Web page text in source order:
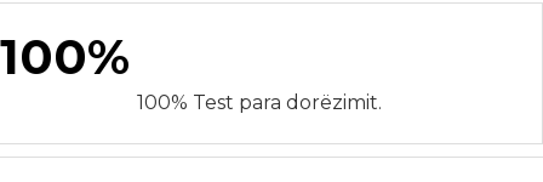
100%
100% Test para dorëzimit.